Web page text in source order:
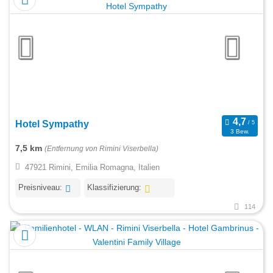
Hotel Sympathy
3 Bew.
7,5 km (Entfernung von Rimini Viserbella)
47921 Rimini, Emilia Romagna, Italien
Preisniveau: Klassifizierung:
114